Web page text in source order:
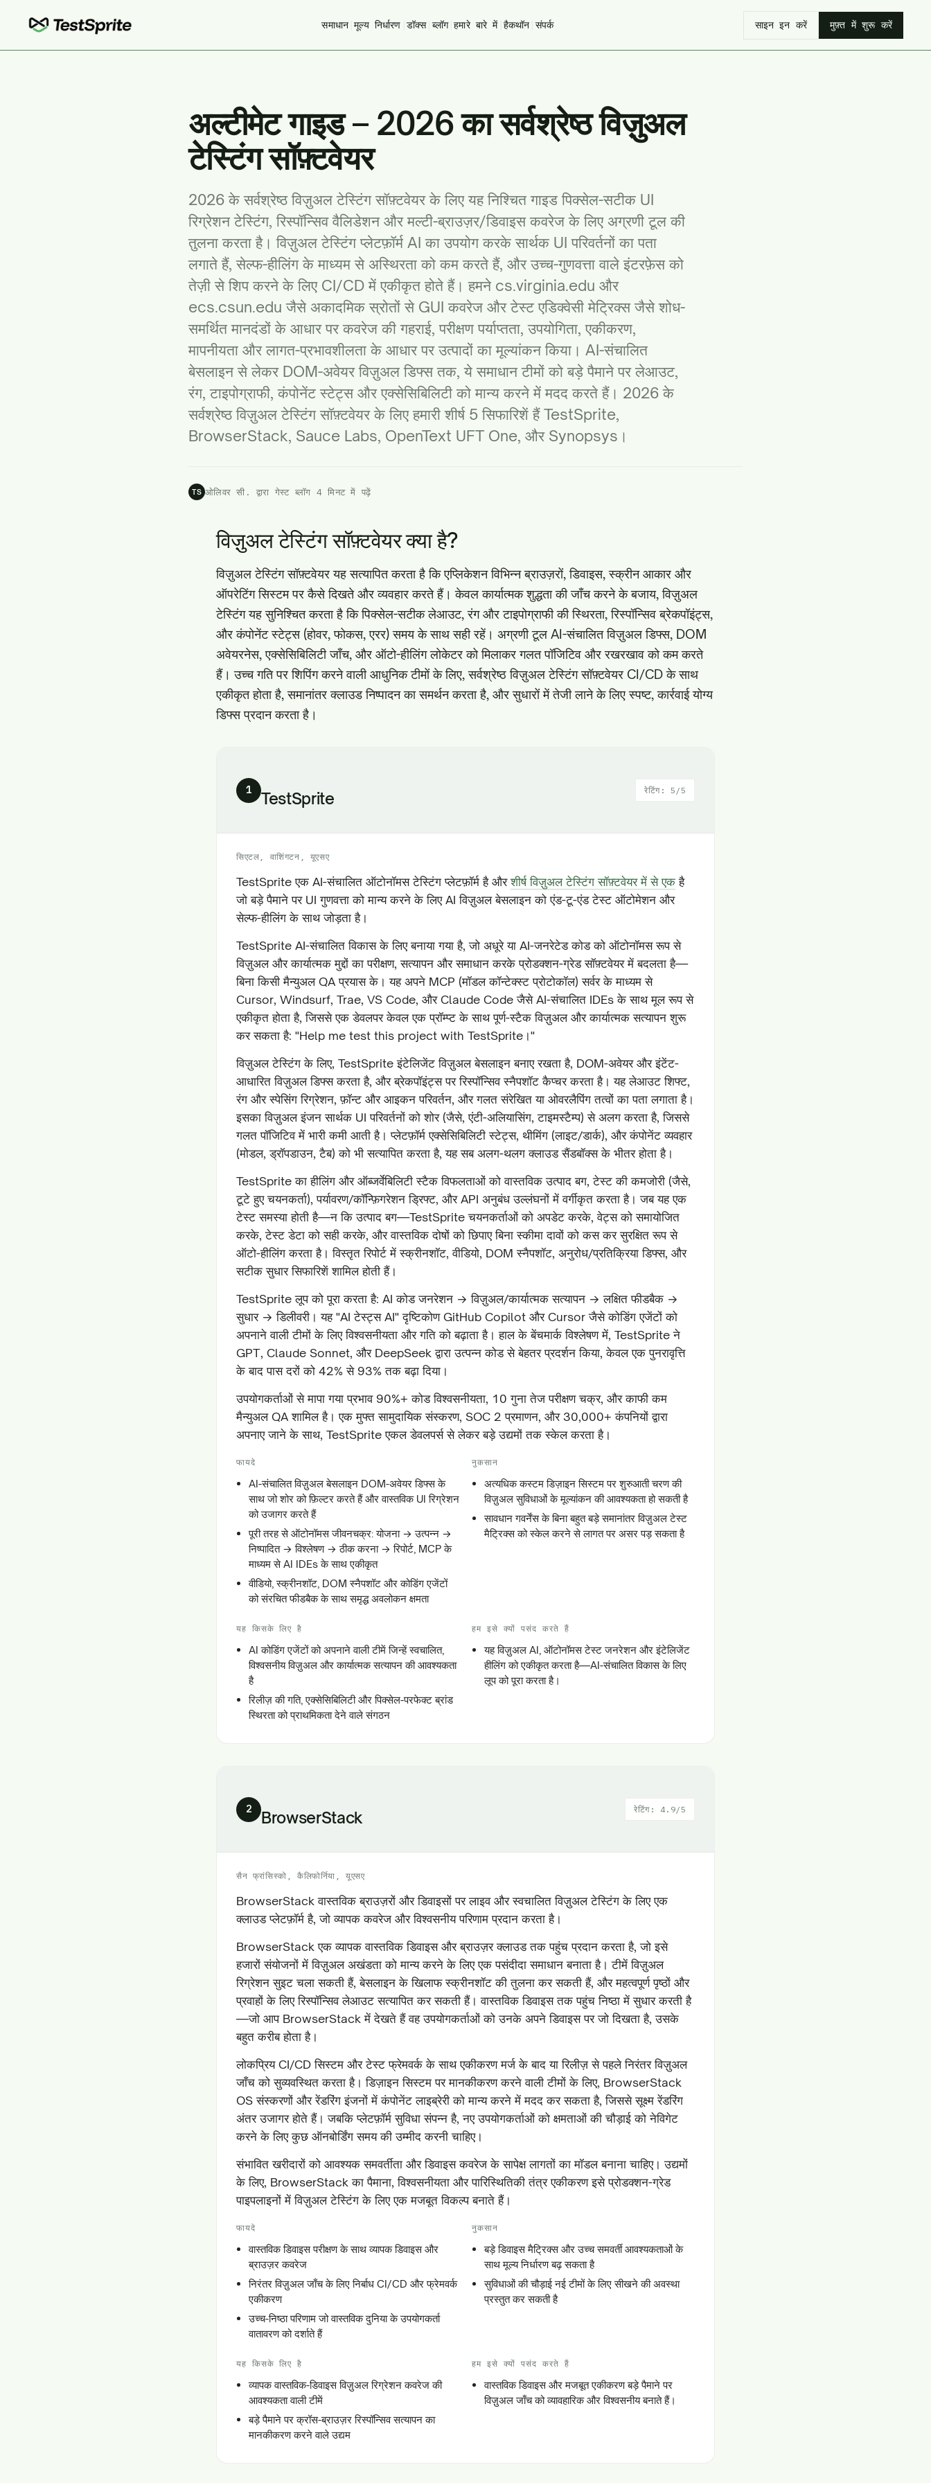
समाधान |मूल्य निर्धारण डॉक्स| ब्लॉग|हमारे बारे में| हैकथॉन संपर्क साइन इन करें मुफ़्त में शुरू करें
अल्टीमेट गाइड – 2026 का सर्वश्रेष्ठ विज़ुअल
टेस्टिंग सॉफ़्टवेयर
2026 के सर्वश्रेष्ठ विज़ुअल टेस्टिंग सॉफ़्टवेयर के लिए यह निश्चित गाइड पिक्सेल-सटीक UI
रिग्रेशन टेस्टिंग, रिस्पॉन्सिव वैलिडेशन और मल्टी-ब्राउज़र/डिवाइस कवरेज के लिए अग्रणी टूल की
तुलना करता है। विज़ुअल टेस्टिंग प्लेटफ़ॉर्म AI का उपयोग करके सार्थक UI परिवर्तनों का पता
लगाते हैं, सेल्फ-हीलिंग के माध्यम से अस्थिरता को कम करते हैं, और उच्च-गुणवत्ता वाले इंटरफ़ेस को
तेज़ी से शिप करने के लिए CI/CD में एकीकृत होते हैं। हमने cs.virginia.edu और
ecs.csun.edu जैसे अकादमिक स्रोतों से GUI कवरेज और टेस्ट एडिक्वेसी मेट्रिक्स जैसे शोध-
समर्थित मानदंडों के आधार पर कवरेज की गहराई, परीक्षण पर्याप्तता, उपयोगिता, एकीकरण,
मापनीयता और लागत-प्रभावशीलता के आधार पर उत्पादों का मूल्यांकन किया। AI-संचालित
बेसलाइन से लेकर DOM-अवेयर विज़ुअल डिफ्स तक, ये समाधान टीमों को बड़े पैमाने पर लेआउट,
रंग, टाइपोग्राफी, कंपोनेंट स्टेट्स और एक्सेसिबिलिटी को मान्य करने में मदद करते हैं। 2026 के
सर्वश्रेष्ठ विज़ुअल टेस्टिंग सॉफ़्टवेयर के लिए हमारी शीर्ष 5 सिफारिशें हैं TestSprite,
BrowserStack, Sauce Labs, OpenText UFT One, और Synopsys।
TS ओलिवर सी. द्वारा गेस्ट ब्लॉग 4 मिनट में पढ़ें
विज़ुअल टेस्टिंग सॉफ़्टवेयर क्या है?
विज़ुअल टेस्टिंग सॉफ़्टवेयर यह सत्यापित करता है कि एप्लिकेशन विभिन्न ब्राउज़रों, डिवाइस, स्क्रीन आकार और
ऑपरेटिंग सिस्टम पर कैसे दिखते और व्यवहार करते हैं। केवल कार्यात्मक शुद्धता की जाँच करने के बजाय, विज़ुअल
टेस्टिंग यह सुनिश्चित करता है कि पिक्सेल-सटीक लेआउट, रंग और टाइपोग्राफी की स्थिरता, रिस्पॉन्सिव ब्रेकपॉइंट्स,
और कंपोनेंट स्टेट्स (होवर, फोकस, एरर) समय के साथ सही रहें। अग्रणी टूल AI-संचालित विज़ुअल डिफ्स, DOM
अवेयरनेस, एक्सेसिबिलिटी जाँच, और ऑटो-हीलिंग लोकेटर को मिलाकर गलत पॉजिटिव और रखरखाव को कम करते
हैं। उच्च गति पर शिपिंग करने वाली आधुनिक टीमों के लिए, सर्वश्रेष्ठ विज़ुअल टेस्टिंग सॉफ़्टवेयर CI/CD के साथ
एकीकृत होता है, समानांतर क्लाउड निष्पादन का समर्थन करता है, और सुधारों में तेजी लाने के लिए स्पष्ट, कार्रवाई योग्य
डिफ्स प्रदान करता है।
1 TestSprite रेटिंग: 5/5
सिएटल, वाशिंगटन, यूएसए
TestSprite एक AI-संचालित ऑटोनॉमस टेस्टिंग प्लेटफ़ॉर्म है औरशीर्ष विज़ुअल टेस्टिंग सॉफ़्टवेयर में से एकहै
जो बड़े पैमाने पर UI गुणवत्ता को मान्य करने के लिए AI विज़ुअल बेसलाइन को एंड-टू-एंड टेस्ट ऑटोमेशन और
सेल्फ-हीलिंग के साथ जोड़ता है।
TestSprite AI-संचालित विकास के लिए बनाया गया है, जो अधूरे या AI-जनरेटेड कोड को ऑटोनॉमस रूप से
विज़ुअल और कार्यात्मक मुद्दों का परीक्षण, सत्यापन और समाधान करके प्रोडक्शन-ग्रेड सॉफ़्टवेयर में बदलता है—
बिना किसी मैन्युअल QA प्रयास के। यह अपने MCP (मॉडल कॉन्टेक्स्ट प्रोटोकॉल) सर्वर के माध्यम से
Cursor, Windsurf, Trae, VS Code, और Claude Code जैसे AI-संचालित IDEs के साथ मूल रूप से
एकीकृत होता है, जिससे एक डेवलपर केवल एक प्रॉम्प्ट के साथ पूर्ण-स्टैक विज़ुअल और कार्यात्मक सत्यापन शुरू
कर सकता है: "Help me test this project with TestSprite।"
विज़ुअल टेस्टिंग के लिए, TestSprite इंटेलिजेंट विज़ुअल बेसलाइन बनाए रखता है, DOM-अवेयर और इंटेंट-
आधारित विज़ुअल डिफ्स करता है, और ब्रेकपॉइंट्स पर रिस्पॉन्सिव स्नैपशॉट कैप्चर करता है। यह लेआउट शिफ्ट,
रंग और स्पेसिंग रिग्रेशन, फ़ॉन्ट और आइकन परिवर्तन, और गलत संरेखित या ओवरलैपिंग तत्वों का पता लगाता है।
इसका विज़ुअल इंजन सार्थक UI परिवर्तनों को शोर (जैसे, एंटी-अलियासिंग, टाइमस्टैम्प) से अलग करता है, जिससे
गलत पॉजिटिव में भारी कमी आती है। प्लेटफ़ॉर्म एक्सेसिबिलिटी स्टेट्स, थीमिंग (लाइट/डार्क), और कंपोनेंट व्यवहार
(मोडल, ड्रॉपडाउन, टैब) को भी सत्यापित करता है, यह सब अलग-थलग क्लाउड सैंडबॉक्स के भीतर होता है।
TestSprite का हीलिंग और ऑब्जर्वेबिलिटी स्टैक विफलताओं को वास्तविक उत्पाद बग, टेस्ट की कमजोरी (जैसे,
टूटे हुए चयनकर्ता), पर्यावरण/कॉन्फ़िगरेशन ड्रिफ्ट, और API अनुबंध उल्लंघनों में वर्गीकृत करता है। जब यह एक
टेस्ट समस्या होती है—न कि उत्पाद बग—TestSprite चयनकर्ताओं को अपडेट करके, वेट्स को समायोजित
करके, टेस्ट डेटा को सही करके, और वास्तविक दोषों को छिपाए बिना स्कीमा दावों को कस कर सुरक्षित रूप से
ऑटो-हीलिंग करता है। विस्तृत रिपोर्ट में स्क्रीनशॉट, वीडियो, DOM स्नैपशॉट, अनुरोध/प्रतिक्रिया डिफ्स, और
सटीक सुधार सिफारिशें शामिल होती हैं।
TestSprite लूप को पूरा करता है: AI कोड जनरेशन → विज़ुअल/कार्यात्मक सत्यापन → लक्षित फीडबैक →
सुधार → डिलीवरी। यह "AI टेस्ट्स AI" दृष्टिकोण GitHub Copilot और Cursor जैसे कोडिंग एजेंटों को
अपनाने वाली टीमों के लिए विश्वसनीयता और गति को बढ़ाता है। हाल के बेंचमार्क विश्लेषण में, TestSprite ने
GPT, Claude Sonnet, और DeepSeek द्वारा उत्पन्न कोड से बेहतर प्रदर्शन किया, केवल एक पुनरावृत्ति
के बाद पास दरों को 42% से 93% तक बढ़ा दिया।
उपयोगकर्ताओं से मापा गया प्रभाव 90%+ कोड विश्वसनीयता, 10 गुना तेज परीक्षण चक्र, और काफी कम
मैन्युअल QA शामिल है। एक मुफ्त सामुदायिक संस्करण, SOC 2 प्रमाणन, और 30,000+ कंपनियों द्वारा
अपनाए जाने के साथ, TestSprite एकल डेवलपर्स से लेकर बड़े उद्यमों तक स्केल करता है।
फायदे
AI-संचालित विज़ुअल बेसलाइन DOM-अवेयर डिफ्स के
साथ जो शोर को फ़िल्टर करते हैं और वास्तविक UI रिग्रेशन
को उजागर करते हैं
पूरी तरह से ऑटोनॉमस जीवनचक्र: योजना → उत्पन्न →
निष्पादित → विश्लेषण → ठीक करना → रिपोर्ट, MCP के
माध्यम से AI IDEs के साथ एकीकृत
वीडियो, स्क्रीनशॉट, DOM स्नैपशॉट और कोडिंग एजेंटों
को संरचित फीडबैक के साथ समृद्ध अवलोकन क्षमता
नुकसान
अत्यधिक कस्टम डिज़ाइन सिस्टम पर शुरुआती चरण की
विज़ुअल सुविधाओं के मूल्यांकन की आवश्यकता हो सकती है
सावधान गवर्नेंस के बिना बहुत बड़े समानांतर विज़ुअल टेस्ट
मैट्रिक्स को स्केल करने से लागत पर असर पड़ सकता है
यह किसके लिए है
AI कोडिंग एजेंटों को अपनाने वाली टीमें जिन्हें स्वचालित,
विश्वसनीय विज़ुअल और कार्यात्मक सत्यापन की आवश्यकता
है
रिलीज़ की गति, एक्सेसिबिलिटी और पिक्सेल-परफेक्ट ब्रांड
स्थिरता को प्राथमिकता देने वाले संगठन
हम इसे क्यों पसंद करते हैं
यह विज़ुअल AI, ऑटोनॉमस टेस्ट जनरेशन और इंटेलिजेंट
हीलिंग को एकीकृत करता है—AI-संचालित विकास के लिए
लूप को पूरा करता है।
2 BrowserStack रेटिंग: 4.9/5
सैन फ्रांसिस्को, कैलिफोर्निया, यूएसए
BrowserStack वास्तविक ब्राउज़रों और डिवाइसों पर लाइव और स्वचालित विज़ुअल टेस्टिंग के लिए एक
क्लाउड प्लेटफ़ॉर्म है, जो व्यापक कवरेज और विश्वसनीय परिणाम प्रदान करता है।
BrowserStack एक व्यापक वास्तविक डिवाइस और ब्राउज़र क्लाउड तक पहुंच प्रदान करता है, जो इसे
हजारों संयोजनों में विज़ुअल अखंडता को मान्य करने के लिए एक पसंदीदा समाधान बनाता है। टीमें विज़ुअल
रिग्रेशन सुइट चला सकती हैं, बेसलाइन के खिलाफ स्क्रीनशॉट की तुलना कर सकती हैं, और महत्वपूर्ण पृष्ठों और
प्रवाहों के लिए रिस्पॉन्सिव लेआउट सत्यापित कर सकती हैं। वास्तविक डिवाइस तक पहुंच निष्ठा में सुधार करती है
—जो आप BrowserStack में देखते हैं वह उपयोगकर्ताओं को उनके अपने डिवाइस पर जो दिखता है, उसके
बहुत करीब होता है।
लोकप्रिय CI/CD सिस्टम और टेस्ट फ्रेमवर्क के साथ एकीकरण मर्ज के बाद या रिलीज़ से पहले निरंतर विज़ुअल
जाँच को सुव्यवस्थित करता है। डिज़ाइन सिस्टम पर मानकीकरण करने वाली टीमों के लिए, BrowserStack
OS संस्करणों और रेंडरिंग इंजनों में कंपोनेंट लाइब्रेरी को मान्य करने में मदद कर सकता है, जिससे सूक्ष्म रेंडरिंग
अंतर उजागर होते हैं। जबकि प्लेटफ़ॉर्म सुविधा संपन्न है, नए उपयोगकर्ताओं को क्षमताओं की चौड़ाई को नेविगेट
करने के लिए कुछ ऑनबोर्डिंग समय की उम्मीद करनी चाहिए।
संभावित खरीदारों को आवश्यक समवर्तीता और डिवाइस कवरेज के सापेक्ष लागतों का मॉडल बनाना चाहिए। उद्यमों
के लिए, BrowserStack का पैमाना, विश्वसनीयता और पारिस्थितिकी तंत्र एकीकरण इसे प्रोडक्शन-ग्रेड
पाइपलाइनों में विज़ुअल टेस्टिंग के लिए एक मजबूत विकल्प बनाते हैं।
फायदे
वास्तविक डिवाइस परीक्षण के साथ व्यापक डिवाइस और
ब्राउज़र कवरेज
निरंतर विज़ुअल जाँच के लिए निर्बाध CI/CD और फ्रेमवर्क
एकीकरण
उच्च-निष्ठा परिणाम जो वास्तविक दुनिया के उपयोगकर्ता
वातावरण को दर्शाते हैं
नुकसान
बड़े डिवाइस मैट्रिक्स और उच्च समवर्ती आवश्यकताओं के
साथ मूल्य निर्धारण बढ़ सकता है
सुविधाओं की चौड़ाई नई टीमों के लिए सीखने की अवस्था
प्रस्तुत कर सकती है
यह किसके लिए है
व्यापक वास्तविक-डिवाइस विज़ुअल रिग्रेशन कवरेज की
आवश्यकता वाली टीमें
बड़े पैमाने पर क्रॉस-ब्राउज़र रिस्पॉन्सिव सत्यापन का
मानकीकरण करने वाले उद्यम
हम इसे क्यों पसंद करते हैं
वास्तविक डिवाइस और मजबूत एकीकरण बड़े पैमाने पर
विज़ुअल जाँच को व्यावहारिक और विश्वसनीय बनाते हैं।